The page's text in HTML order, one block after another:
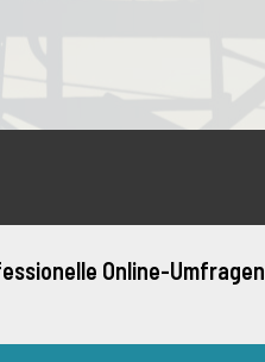
Online-Umfragen